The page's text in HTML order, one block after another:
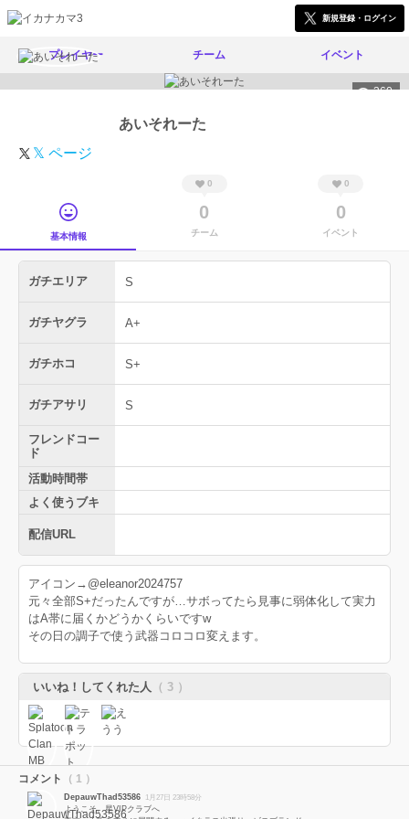
新規登録・ログイン
プレイヤー チーム イベント
360
あいそれーた
𝕏 ページ
基本情報
0
0
チーム
0
0
イベント
ガチエリア S
ガチヤグラ A+
ガチホコ S+
ガチアサリ S
フレンドコー
ド
活動時間帯
よく使うブキ
配信URL
アイコン→@eleanor2024757
元々全部S+だったんですが…サボってたら見事に弱体化して実力
はA帯に届くかどうかくらいですw
その日の調子で使う武器コロコロ変えます。
いいね！してくれた人 （ 3 ）
コメント （ 1 ）
DepauwThad53586 1月27日 23時58分
ようこそ、星VIPクラブへ